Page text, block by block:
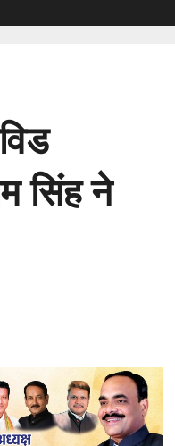
सिंह ने